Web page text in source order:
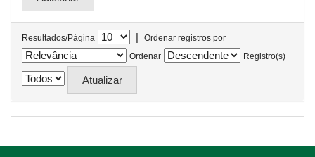
Resultados/Página |
Ordenar registros por
Ordenar
Registro(s)